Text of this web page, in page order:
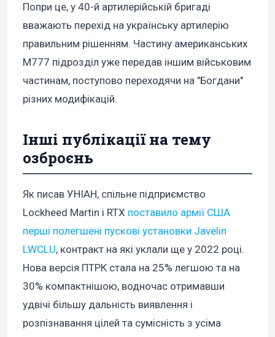
Попри це, у 40-й артилерійській бригаді
вважають перехід на українську артилерію
правильним рішенням. Частину американських
М777 підрозділ уже передав іншим військовим
частинам, поступово переходячи на "Богдани"
різних модифікацій.
Інші публікації на тему
озброєнь
Як писав УНІАН, спільне підприємство
Lockheed Martin і RTX поставило армії США
перші полегшені пускові установки Javelin
LWCLU, контракт на які уклали ще у 2022 році.
Нова версія ПТРК стала на 25% легшою та на
30% компактнішою, водночас отримавши
удвічі більшу дальність виявлення і
розпізнавання цілей та сумісність з усіма